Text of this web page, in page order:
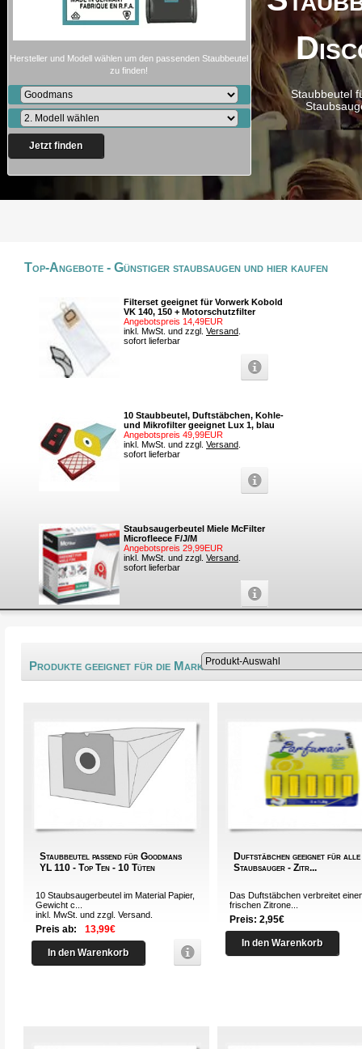
Staubbeutel
Hersteller und Modell wählen um den passenden Staubbeutel
zu finden!
Jetzt finden
Top-Angebote - Günstiger staubsaugen und hier kaufen
Filterset geeignet für Vorwerk Kobold
VK 140, 150 + Motorschutzfilter
Angebotspreis 14,49EUR
inkl. MwSt. und zzgl. Versand
sofort lieferbar
10 Staubbeutel, Duftstäbchen, Kohle-
und Mikrofilter geeignet Lux 1, blau
Angebotspreis 49,99EUR
inkl. MwSt. und zzgl. Versand
sofort lieferbar
Staubsaugerbeutel Miele McFilter
Microfleece F/J/M
Angebotspreis 29,99EUR
inkl. MwSt. und zzgl. Versand
sofort lieferbar
Produkte geeignet für die Marke Goodmans®
Staubbeutel passend für Goodmans
YL 110 - Top Ten - 10 Tüten
10 Staubsaugerbeutel im Material Papier,
Gewicht c...
inkl. MwSt. und zzgl.Versand
Preis ab: 13,99€
In den Warenkorb
Duftstäbchen geeignet für alle
Staubsauger - Zitr...
Das Duftstäbchen verbreitet
frischen Zitrone...
Preis: 2,95€
In den Warenkorb